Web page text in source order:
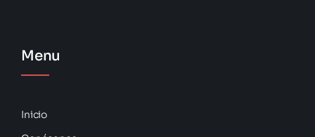
Menu
Inicio